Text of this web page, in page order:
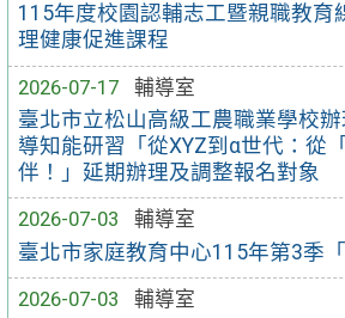
115年度校園認輔志工暨親職教育
理健康促進課程
2026-07-17
輔導室
臺北市立松山高級工農職業學校
導知能研習「從XYZ到α世代：從
伴！」延期辦理及調整報名對象
2026-07-03
輔導室
臺北市家庭教育中心115年第3季
2026-07-03
輔導室